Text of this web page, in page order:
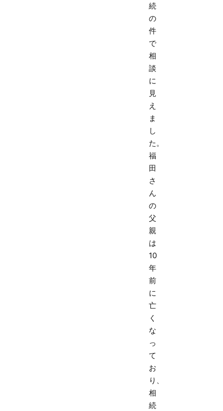
続
の
件
で
相
談
に
見
え
ま
し
た。
福
田
さ
ん
の
父
親
は
10
年
前
に
亡
く
な
っ
て
お
り、
相
続